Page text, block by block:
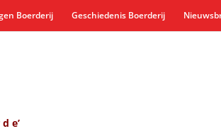
Boerderij Geschiedenis Boerderij
e’